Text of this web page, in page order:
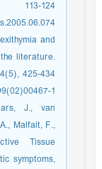
and
literature.
1.
J., van
Malfait, F.,
Tissue
symptoms,